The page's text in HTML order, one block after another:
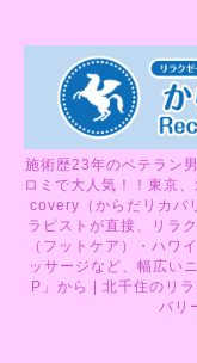
施術歴23年のベテラン
ロミで大人気！！東京
covery（からだリカバ
ラピストが直接、リラ
（フットケア）・ハワ
ッサージなど、幅広い
P」から | 北千住のリ
バリ